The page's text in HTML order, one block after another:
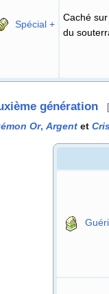
Spécial +
Caché
du
génération [
Or, Argent et